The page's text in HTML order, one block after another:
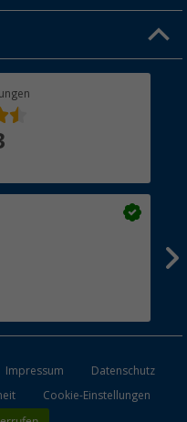
Impressum
Datenschutz
Cookie-Einstellungen